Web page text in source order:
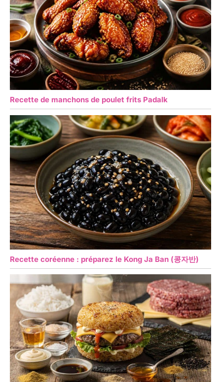
Recette de manchons de poulet frits Padalk
Recette coréenne : préparez le Kong Ja Ban (콩자반)